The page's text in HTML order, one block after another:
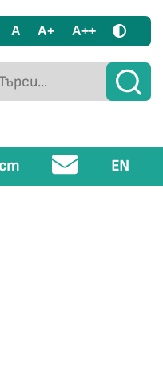
A A+ A++
EN